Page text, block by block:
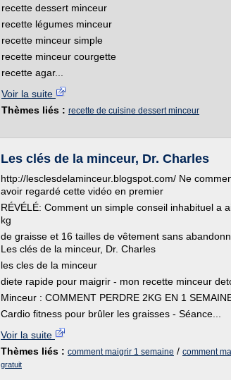
recette dessert minceur
recette légumes minceur
recette minceur simple
recette minceur courgette
recette agar...
Voir la suite
Thèmes liés : recette de cuisine dessert minceur
Les clés de la minceur, Dr. Charles
http://lesclesdelaminceur.blogspot.com/ Ne
avoir regardé cette vidéo en premier
RÉVÉLÉ: Comment un simple conseil inhabituel a
kg
de graisse et 16 tailles de vêtement sans
Les clés de la minceur, Dr. Charles
les cles de la minceur
diete rapide pour maigrir - mon recette minceur
Minceur : COMMENT PERDRE 2KG EN 1
Cardio fitness pour brûler les graisses - Séance...
Voir la suite
Thèmes liés : comment maigrir 1 semaine / comment
gratuit